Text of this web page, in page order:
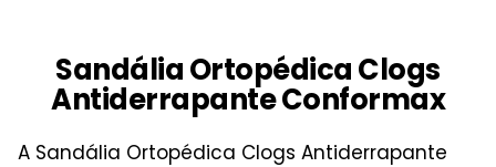
Sandália Ortopédica Clogs
Antiderrapante Conformax
A Sandália Ortopédica Clogs Antiderrapante